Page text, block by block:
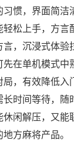
惯，界面简洁
松上手，方言
言，沉浸式体验
在单机模式中
，有效降低入
时间等待，随
休闲解压，又能
方麻将产品。